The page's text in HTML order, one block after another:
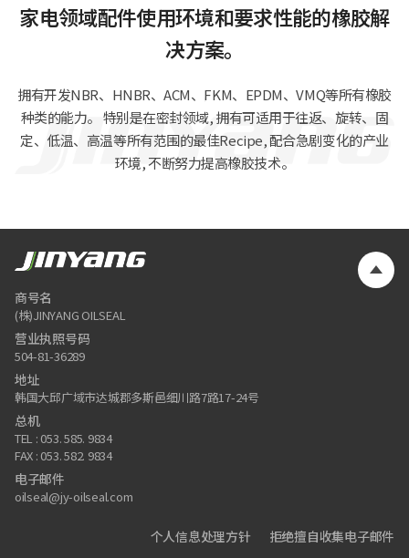
家电领域配件使用环境和要求性能的橡胶解
决方案。
拥有开发NBR、HNBR、ACM、FKM、EPDM、VMQ等所有橡胶
种类的能力。 特别是在密封领域, 拥有可适用于往返、旋转、固
定、低温、高温等所有范围的最佳Recipe,配合急剧变化的产业
环境, 不断努力提高橡胶技术。
商号名
(株)JINYANG OILSEAL
营业执照号码
504-81-36289
地址
韩国大邱广域市达城郡多斯邑细川路7路17-24号
总机
TEL : 053. 585. 9834
FAX : 053. 582. 9834
电子邮件
oilseal@jy-oilseal.com
个人信息处理方针 拒绝擅自收集电子邮件